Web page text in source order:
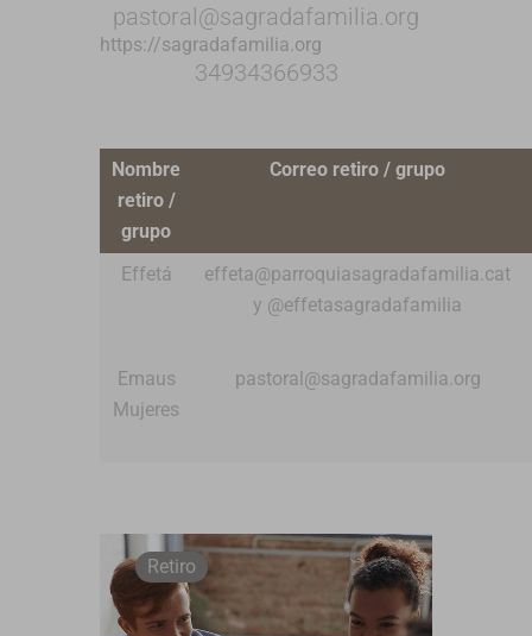
pastoral@sagradafamilia.org
https://sagradafamilia.org
34934366933
Nombre
retiro /
grupo
Correo retiro / grupo
Effetá
effeta@parroquiasagradafamilia.cat
y @effetasagradafamilia
Emaus
Mujeres
pastoral@sagradafamilia.org
Retiro